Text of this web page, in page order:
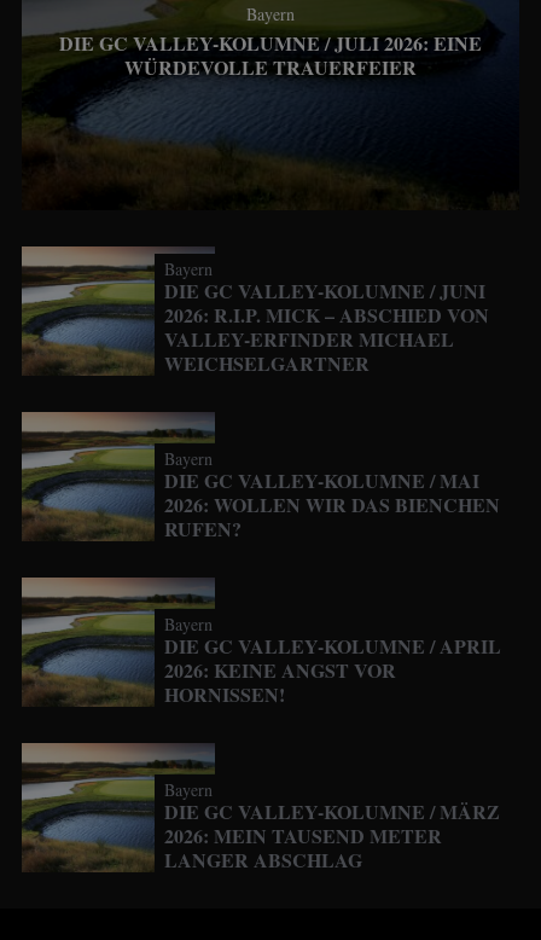
Bayern
DIE GC VALLEY-KOLUMNE / JULI 2026: EINE
WÜRDEVOLLE TRAUERFEIER
Bayern
DIE GC VALLEY-KOLUMNE / JUNI
2026: R.I.P. MICK – ABSCHIED VON
VALLEY-ERFINDER MICHAEL
WEICHSELGARTNER
Bayern
DIE GC VALLEY-KOLUMNE / MAI
2026: WOLLEN WIR DAS BIENCHEN
RUFEN?
Bayern
DIE GC VALLEY-KOLUMNE / APRIL
2026: KEINE ANGST VOR
HORNISSEN!
Bayern
DIE GC VALLEY-KOLUMNE / MÄRZ
2026: MEIN TAUSEND METER
LANGER ABSCHLAG